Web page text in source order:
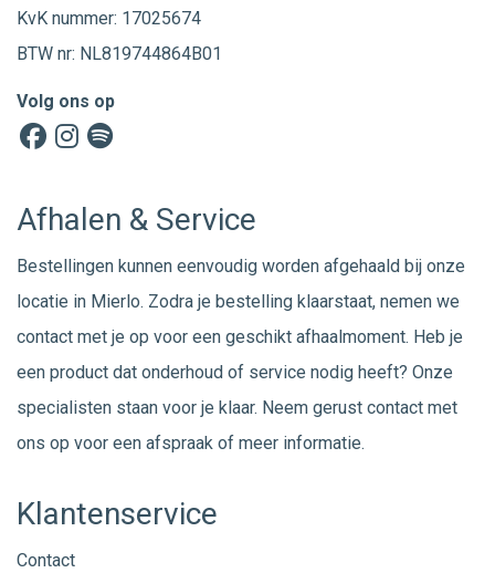
KvK nummer: 17025674
BTW nr: NL819744864B01
Volg ons op
Afhalen & Service
Bestellingen kunnen eenvoudig worden afgehaald bij onze
locatie in Mierlo. Zodra je bestelling klaarstaat, nemen we
contact met je op voor een geschikt afhaalmoment. Heb je
een product dat onderhoud of service nodig heeft? Onze
specialisten staan voor je klaar. Neem gerust contact met
ons op voor een afspraak of meer informatie.
Klantenservice
Contact